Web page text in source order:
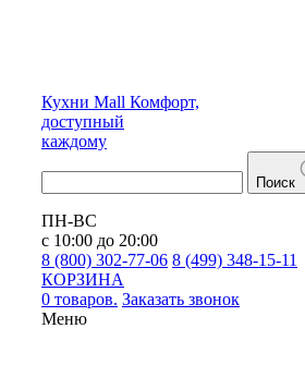
Кухни Mall Комфорт,
доступный
каждому
Поиск
ПН-ВС
с 10:00 до 20:00
8 (800) 302-77-06 8 (499) 348-15-11
КОРЗИНА
0 товаров. Заказать звонок
Меню